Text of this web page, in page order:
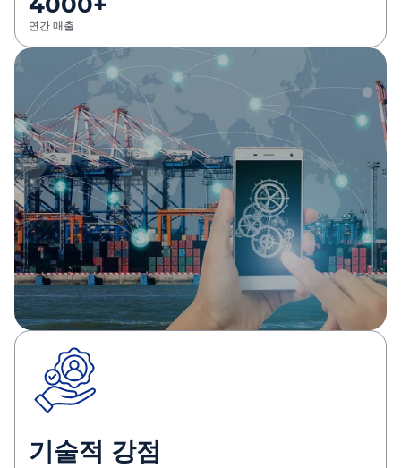
연간 매출
기술적 강점